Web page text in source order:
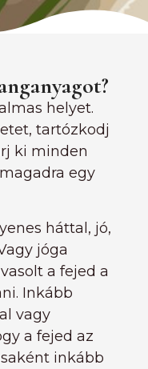
helyet.
tartózkodj
ki minden
egy
háttal, jó,
jóga
a fejed a
Inkább
vagy
a fejed az
inkább